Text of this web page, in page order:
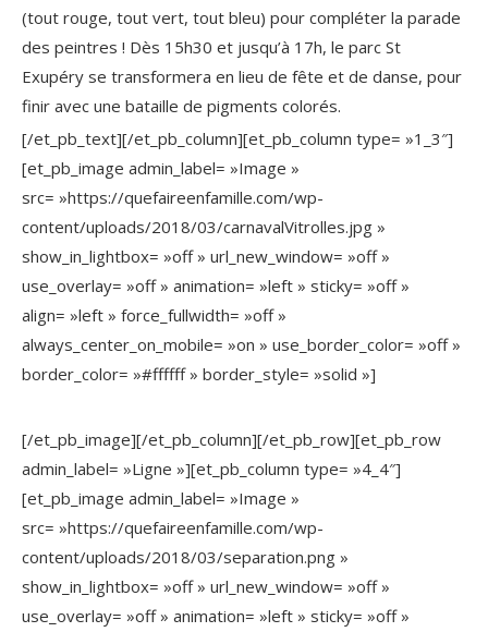
(tout rouge, tout vert, tout bleu) pour compléter la parade
des peintres ! Dès 15h30 et jusqu’à 17h, le parc St
Exupéry se transformera en lieu de fête et de danse, pour
finir avec une bataille de pigments colorés.
[/et_pb_text][/et_pb_column][et_pb_column type= »1_3″]
[et_pb_image admin_label= »Image »
src= »https://quefaireenfamille.com/wp-
content/uploads/2018/03/carnavalVitrolles.jpg »
show_in_lightbox= »off » url_new_window= »off »
use_overlay= »off » animation= »left » sticky= »off »
align= »left » force_fullwidth= »off »
always_center_on_mobile= »on » use_border_color= »off »
border_color= »#ffffff » border_style= »solid »]
[/et_pb_image][/et_pb_column][/et_pb_row][et_pb_row
admin_label= »Ligne »][et_pb_column type= »4_4″]
[et_pb_image admin_label= »Image »
src= »https://quefaireenfamille.com/wp-
content/uploads/2018/03/separation.png »
show_in_lightbox= »off » url_new_window= »off »
use_overlay= »off » animation= »left » sticky= »off »